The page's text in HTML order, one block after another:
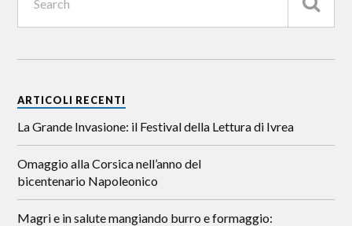
ARTICOLI RECENTI
La Grande Invasione: il Festival della Lettura di Ivrea
Omaggio alla Corsica nell’anno del
bicentenario Napoleonico
Magri e in salute mangiando burro e formaggio: